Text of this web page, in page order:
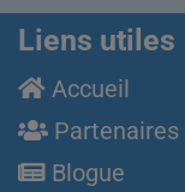
Liens utiles
Accueil
Partenaires
Blogue